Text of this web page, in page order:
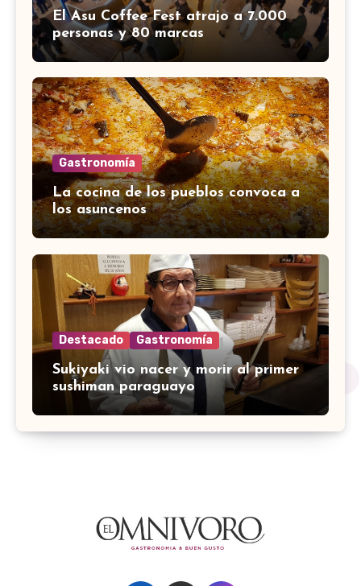
El Asu Coffee Fest atrajo a 7.000
personas y 80 marcas
Gastronomía
La cocina de los pueblos convoca a
los asuncenos
Destacado Gastronomía
Sukiyaki vio nacer y morir al primer
sushiman paraguayo